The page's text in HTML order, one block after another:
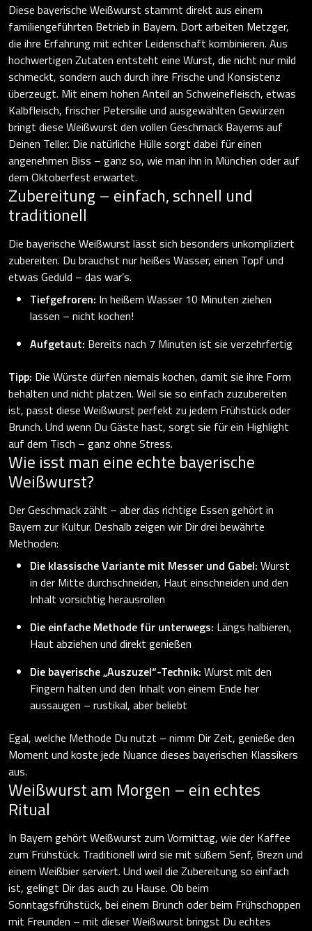
Diese bayerische Weißwurst stammt direkt aus einem
familiengeführten Betrieb in Bayern. Dort arbeiten Metzger,
die ihre Erfahrung mit echter Leidenschaft kombinieren. Aus
hochwertigen Zutaten entsteht eine Wurst, die nicht nur mild
schmeckt, sondern auch durch ihre Frische und Konsistenz
überzeugt. Mit einem hohen Anteil an Schweinefleisch, etwas
Kalbfleisch, frischer Petersilie und ausgewählten Gewürzen
bringt diese Weißwurst den vollen Geschmack Bayerns auf
Deinen Teller. Die natürliche Hülle sorgt dabei für einen
angenehmen Biss – ganz so, wie man ihn in München oder auf
dem Oktoberfest erwartet.
Zubereitung – einfach, schnell und
traditionell
Die bayerische Weißwurst lässt sich besonders unkompliziert
zubereiten. Du brauchst nur heißes Wasser, einen Topf und
etwas Geduld – das war’s.
Tiefgefroren: In heißem Wasser 10 Minuten ziehen
lassen – nicht kochen!
Aufgetaut: Bereits nach 7 Minuten ist sie verzehrfertig
Tipp: Die Würste dürfen niemals kochen, damit sie ihre Form
behalten und nicht platzen. Weil sie so einfach zuzubereiten
ist, passt diese Weißwurst perfekt zu jedem Frühstück oder
Brunch. Und wenn Du Gäste hast, sorgt sie für ein Highlight
auf dem Tisch – ganz ohne Stress.
Wie isst man eine echte bayerische
Weißwurst?
Der Geschmack zählt – aber das richtige Essen gehört in
Bayern zur Kultur. Deshalb zeigen wir Dir drei bewährte
Methoden:
Die klassische Variante mit Messer und Gabel: Wurst
in der Mitte durchschneiden, Haut einschneiden und den
Inhalt vorsichtig herausrollen
Die einfache Methode für unterwegs: Längs halbieren,
Haut abziehen und direkt genießen
Die bayerische „Auszuzel“-Technik: Wurst mit den
Fingern halten und den Inhalt von einem Ende her
aussaugen – rustikal, aber beliebt
Egal, welche Methode Du nutzt – nimm Dir Zeit, genieße den
Moment und koste jede Nuance dieses bayerischen Klassikers
aus.
Weißwurst am Morgen – ein echtes
Ritual
In Bayern gehört Weißwurst zum Vormittag, wie der Kaffee
zum Frühstück. Traditionell wird sie mit süßem Senf, Brezn und
einem Weißbier serviert. Und weil die Zubereitung so einfach
ist, gelingt Dir das auch zu Hause. Ob beim
Sonntagsfrühstück, bei einem Brunch oder beim Frühschoppen
mit Freunden – mit dieser Weißwurst bringst Du echtes